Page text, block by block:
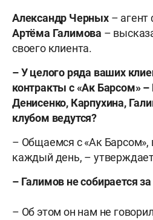
Александр Черных – агент
Артёма Галимова –
своего клиента.
– У целого ряда ваших
контракты с «Ак Барсом» –
Денисенко, Карпухина,
клубом ведутся?
– Общаемся с «Ак Барсом»,
каждый день, –
– Галимов не собирается
– Об этом он нам не